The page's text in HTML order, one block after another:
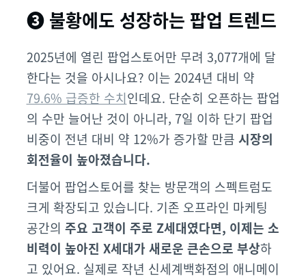
❸ 불황에도 성장하는 팝업 트렌드
2025년에 열린 팝업스토어만 무려 3,077개에 달
한다는 것을 아시나요? 이는 2024년 대비 약
79.6% 급증한 수치인데요. 단순히 오픈하는 팝업
의 수만 늘어난 것이 아니라, 7일 이하 단기 팝업
비중이 전년 대비 약 12%가 증가할 만큼 시장의
회전율이 높아졌습니다.
더불어 팝업스토어를 찾는 방문객의 스펙트럼도
크게 확장되고 있습니다. 기존 오프라인 마케팅
공간의 주요 고객이 주로 Z세대였다면, 이제는 소
비력이 높아진 X세대가 새로운 큰손으로 부상하
고 있어요. 실제로 작년 신세계백화점의 애니메이